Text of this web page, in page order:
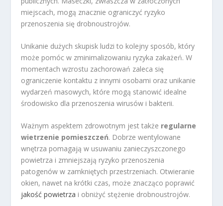
miejscach, mogą znacznie ograniczyć ryzyko
przenoszenia się drobnoustrojów.
Unikanie dużych skupisk ludzi to kolejny sposób, który
może pomóc w zminimalizowaniu ryzyka zakażeń. W
momentach wzrostu zachorowań zaleca się
ograniczenie kontaktu z innymi osobami oraz unikanie
wydarzeń masowych, które mogą stanowić idealne
środowisko dla przenoszenia wirusów i bakterii.
Ważnym aspektem zdrowotnym jest także regularne
wietrzenie pomieszczeń. Dobrze wentylowane
wnętrza pomagają w usuwaniu zanieczyszczonego
powietrza i zmniejszają ryzyko przenoszenia
patogenów w zamkniętych przestrzeniach. Otwieranie
okien, nawet na krótki czas, może znacząco poprawić
jakość powietrza i obniżyć stężenie drobnoustrojów.